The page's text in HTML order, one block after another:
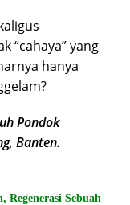
“cahaya” yang
hanya
Pondok
Banten.
Sebuah